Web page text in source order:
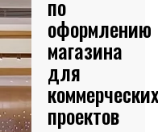
по
оформлению
магазина
для
проектов